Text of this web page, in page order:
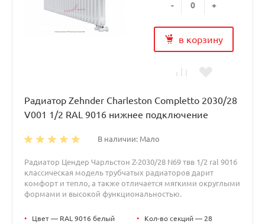
- +
в корзину
Радиатор Zehnder Charleston Completto 2030/28
V001 1/2 RAL 9016 нижнее подключение
В наличии: Мало
Радиатор Цендер Чарльстон Z-2030/28 N69 твв 1/2 ral 9016
классическая модель трубчатых радиаторов дарит
комфорт и тепло, а также отличается мягкими округлыми
формами и высокой функциональностью.
• Цвет — RAL 9016 белый • Кол-во секций — 28